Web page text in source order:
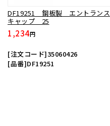
DF19251 鋼板製 エントランス
キャップ 25
1,234円
[注文コード]35060426
[品番]DF19251